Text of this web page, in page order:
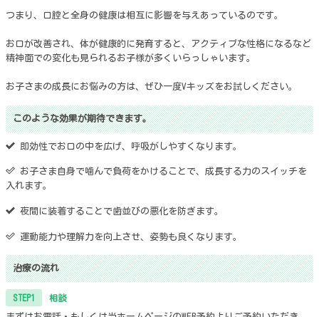
つまり、口腔と全身の健康は相互に影響を与えあっているのです。
お口が改善され、体が健康的に発育すると、アクティブな性格になるなど
精神面での変化も見られるお子様が多くいらっしゃいます。
お子さまの成長にお悩みの方は、ぜひ一度Vキッズをお試しください。
このような効果が期待できます。
即効性でお口の中を広げ、​呼吸がしやすくなります。
お子さま自身で噛んで負荷をかけることで、成長する力のスイッチを
入れます。
夜間に装着することで歯並びの悪化を防ぎます。
運動能力や理解力を向上させ、姿勢も良くなります。
治療の流れ
STEP1 相談